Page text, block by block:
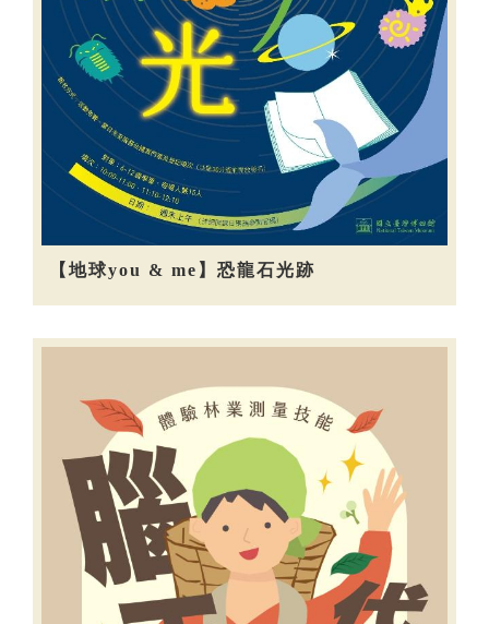
【地球you & me】恐龍石光跡